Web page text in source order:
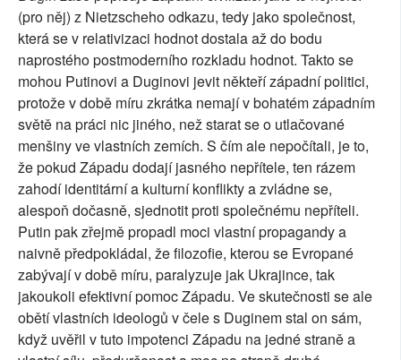
(pro něj) z Nietzscheho odkazu, tedy jako společnost,
která se v relativizaci hodnot dostala až do bodu
naprostého postmoderního rozkladu hodnot. Takto se
mohou Putinovi a Duginovi jevit někteří západní politici,
protože v době míru zkrátka nemají v bohatém západním
světě na práci nic jiného, než starat se o utlačované
menšiny ve vlastních zemích. S čím ale nepočítali, je to,
že pokud Západu dodají jasného nepřítele, ten rázem
zahodí identitární a kulturní konflikty a zvládne se,
alespoň dočasně, sjednotit proti společnému nepříteli.
Putin pak zřejmě propadl moci vlastní propagandy a
naivně předpokládal, že filozofie, kterou se Evropané
zabývají v době míru, paralyzuje jak Ukrajince, tak
jakoukoli efektivní pomoc Západu. Ve skutečnosti se ale
obětí vlastních ideologů v čele s Duginem stal on sám,
když uvěřil v tuto impotenci Západu na jedné straně a